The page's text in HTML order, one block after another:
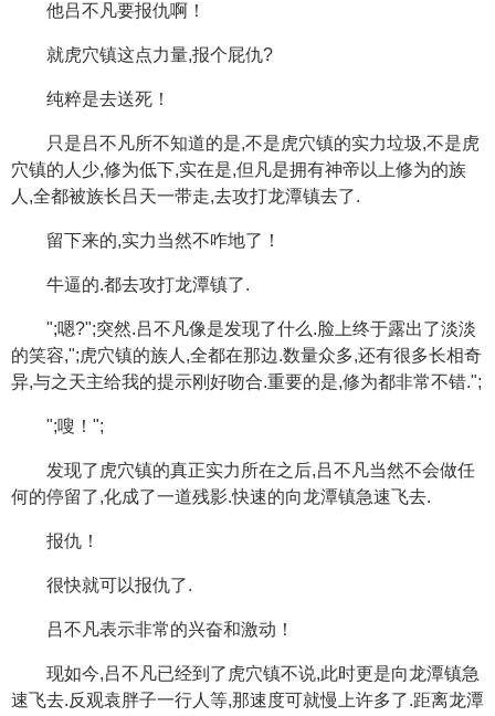
他吕不凡要报仇啊！
就虎穴镇这点力量,报个屁仇?
纯粹是去送死！
只是吕不凡所不知道的是,不是虎穴镇的实力垃圾,不是虎
穴镇的人少,修为低下,实在是,但凡是拥有神帝以上修为的族
人,全都被族长吕天一带走,去攻打龙潭镇去了.
留下来的,实力当然不咋地了！
牛逼的.都去攻打龙潭镇了.
";嗯?";突然.吕不凡像是发现了什么.脸上终于露出了淡淡
的笑容,";虎穴镇的族人,全都在那边.数量众多,还有很多长相奇
异,与之天主给我的提示刚好吻合.重要的是,修为都非常不错.";
";嗖！";
发现了虎穴镇的真正实力所在之后,吕不凡当然不会做任
何的停留了,化成了一道残影.快速的向龙潭镇急速飞去.
报仇！
很快就可以报仇了.
吕不凡表示非常的兴奋和激动！
现如今,吕不凡已经到了虎穴镇不说,此时更是向龙潭镇急
速飞去.反观袁胖子一行人等,那速度可就慢上许多了.距离龙潭